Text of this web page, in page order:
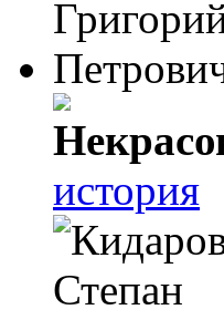
история